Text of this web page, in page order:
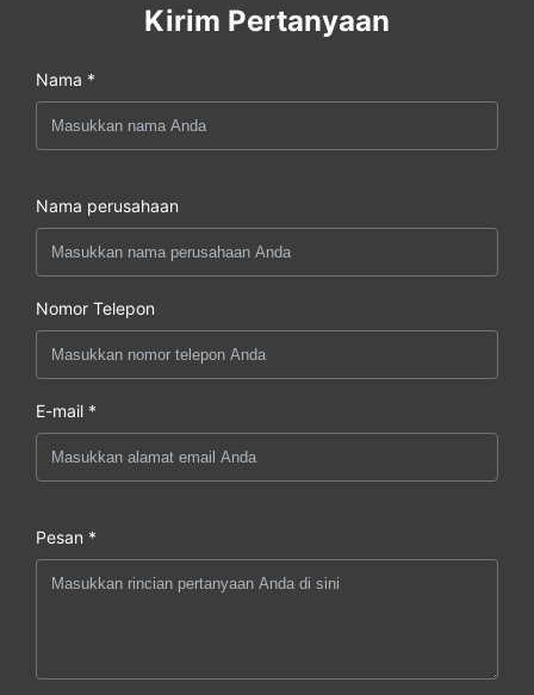
Kirim Pertanyaan
Nama *
Nama perusahaan
Nomor Telepon
E-mail *
Pesan *